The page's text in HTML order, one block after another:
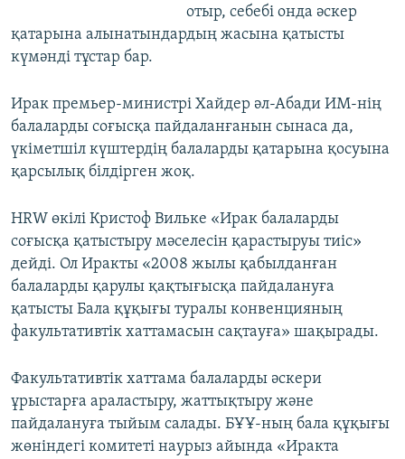
отыр, себебі онда әскер
қатарына алынатындардың жасына қатысты
күмәнді тұстар бар.
Ирак премьер-министрі Хайдер әл-Абади ИМ-нің
балаларды соғысқа пайдаланғанын сынаса да,
үкіметшіл күштердің балаларды қатарына қосуына
қарсылық білдірген жоқ.
HRW өкілі Кристоф Вильке «Ирак балаларды
соғысқа қатыстыру мәселесін қарастыруы тиіс»
дейді. Ол Иракты «2008 жылы қабылданған
балаларды қарулы қақтығысқа пайдалануға
қатысты Бала құқығы туралы конвенцияның
факультативтік хаттамасын сақтауға» шақырады.
Факультативтік хаттама балаларды әскери
ұрыстарға араластыру, жаттықтыру және
пайдалануға тыйым салады. БҰҰ-ның бала құқығы
жөніндегі комитеті наурыз айында «Иракта